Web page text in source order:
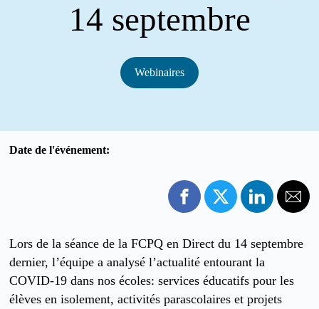
14 septembre
Webinaires
Date de l'événement:
Lors de la séance de la FCPQ en Direct du 14 septembre
dernier, l’équipe a analysé l’actualité entourant la
COVID-19 dans nos écoles: services éducatifs pour les
élèves en isolement, activités parascolaires et projets